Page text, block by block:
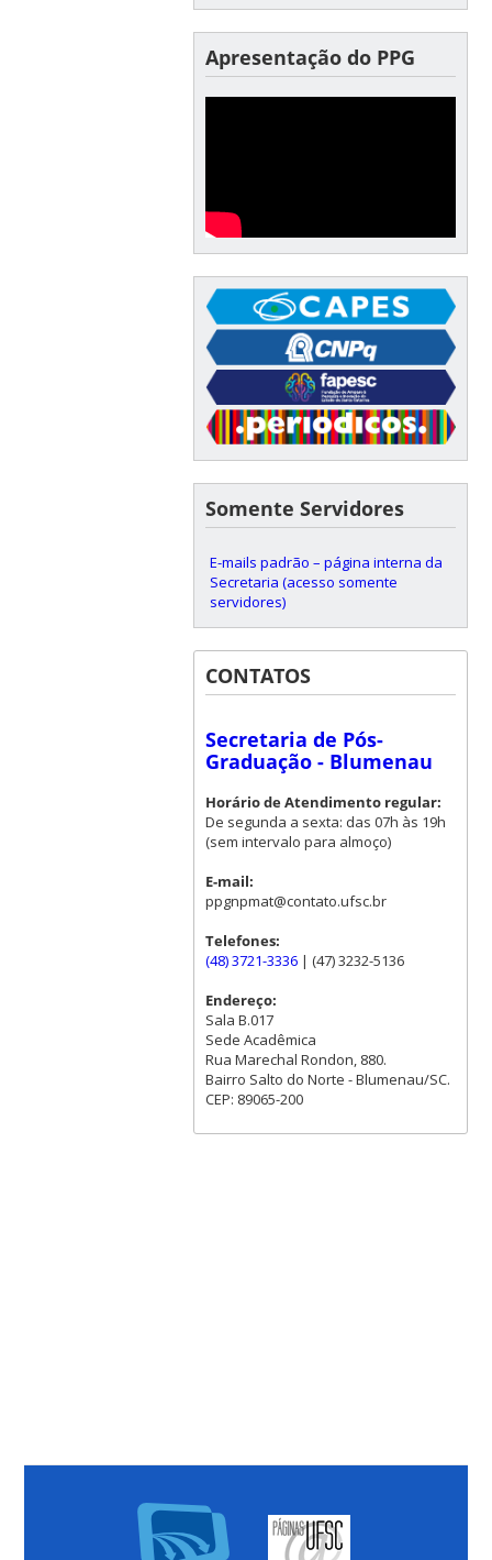
Apresentação do PPG
Somente Servidores
E-mails padrão – página interna da
Secretaria (acesso somente
servidores)
CONTATOS
Secretaria de Pós-
Graduação - Blumenau
Horário de Atendimento regular:
De segunda a sexta: das 07h às 19h
(sem intervalo para almoço)
E-mail:
ppgnpmat@contato.ufsc.br
Telefones:
(48) 3721-3336| (47) 3232-5136
Endereço:
Sala B.017
Sede Acadêmica
Rua Marechal Rondon, 880.
Bairro Salto do Norte - Blumenau/SC.
CEP: 89065-200